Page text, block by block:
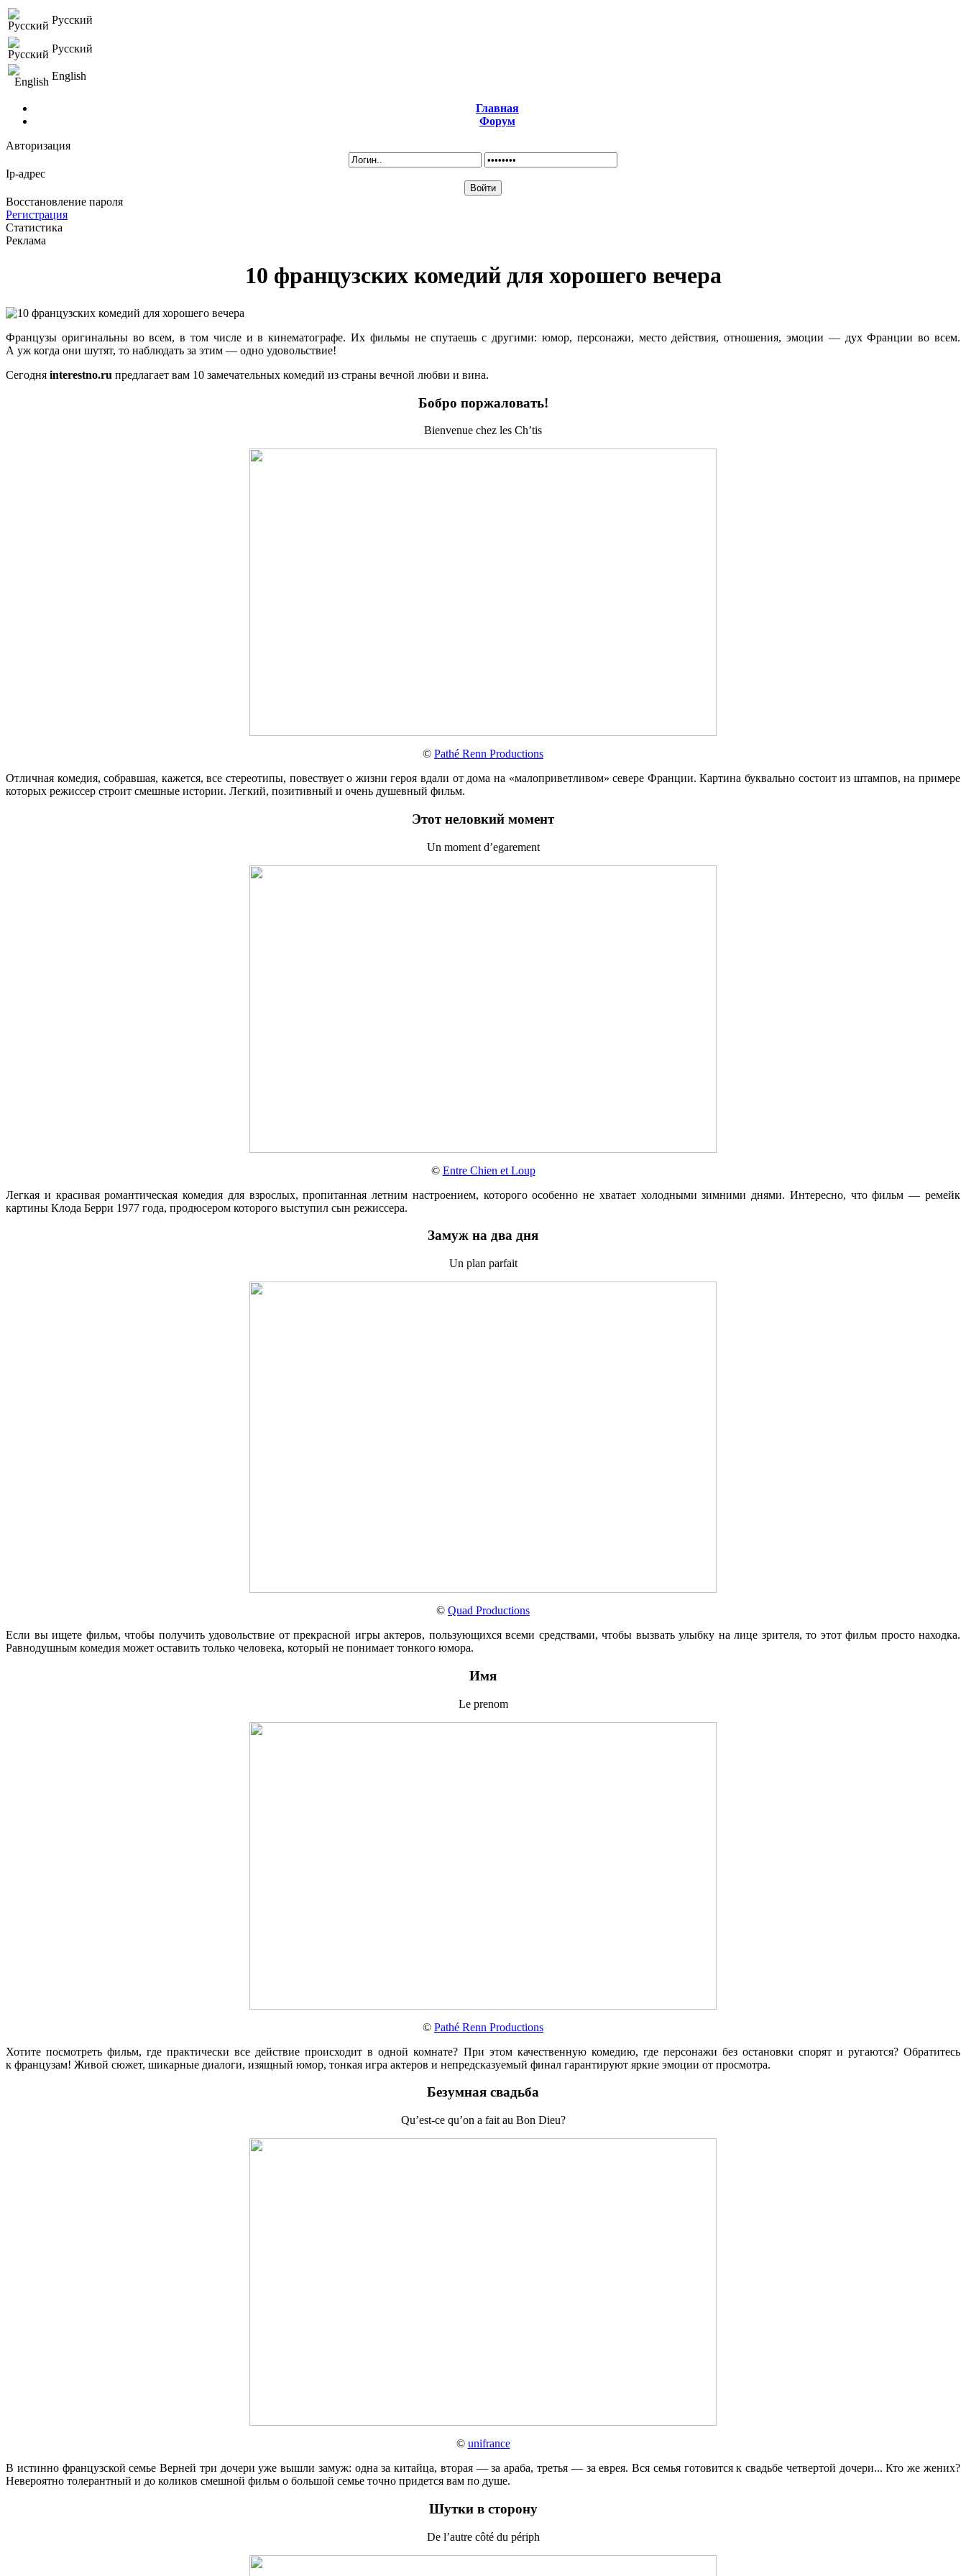
Русский
Русский
English
Главная
Форум
Авторизация
Ip-адрес
Восстановление пароля
Регистрация
Статистика
Реклама
10 французских комедий для хорошего вечера
Французы оригинальны во всем, в том числе и в кинематографе. Их фильмы не спутаешь с другими: юмор, персонажи, место действия, отношения, эмоции — дух Франции во всем.
А уж когда они шутят, то наблюдать за этим — одно удовольствие!
Сегодня interestno.ru предлагает вам 10 замечательных комедий из страны вечной любви и вина.
Бобро поржаловать!
Bienvenue chez les Ch’tis
© Pathé Renn Productions
Отличная комедия, собравшая, кажется, все стереотипы, повествует о жизни героя вдали от дома на «малоприветливом» севере Франции. Картина буквально состоит из штампов, на примере
которых режиссер строит смешные истории. Легкий, позитивный и очень душевный фильм.
Этот неловкий момент
Un moment d’egarement
© Entre Chien et Loup
Легкая и красивая романтическая комедия для взрослых, пропитанная летним настроением, которого особенно не хватает холодными зимними днями. Интересно, что фильм — ремейк
картины Клода Берри 1977 года, продюсером которого выступил сын режиссера.
Замуж на два дня
Un plan parfait
© Quad Productions
Если вы ищете фильм, чтобы получить удовольствие от прекрасной игры актеров, пользующихся всеми средствами, чтобы вызвать улыбку на лице зрителя, то этот фильм просто находка.
Равнодушным комедия может оставить только человека, который не понимает тонкого юмора.
Имя
Le prenom
© Pathé Renn Productions
Хотите посмотреть фильм, где практически все действие происходит в одной комнате? При этом качественную комедию, где персонажи без остановки спорят и ругаются? Обратитесь
к французам! Живой сюжет, шикарные диалоги, изящный юмор, тонкая игра актеров и непредсказуемый финал гарантируют яркие эмоции от просмотра.
Безумная свадьба
Qu’est-ce qu’on a fait au Bon Dieu?
© unifrance
В истинно французской семье Верней три дочери уже вышли замуж: одна за китайца, вторая — за араба, третья — за еврея. Вся семья готовится к свадьбе четвертой дочери... Кто же жених?
Невероятно толерантный и до коликов смешной фильм о большой семье точно придется вам по душе.
Шутки в сторону
De l’autre côté du périph